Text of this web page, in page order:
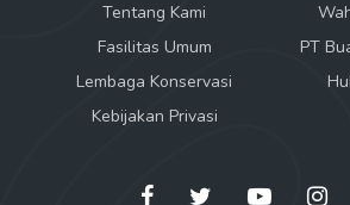
Tentang Kami
Fasilitas Umum
PT
Lembaga Konservasi
Kebijakan Privasi